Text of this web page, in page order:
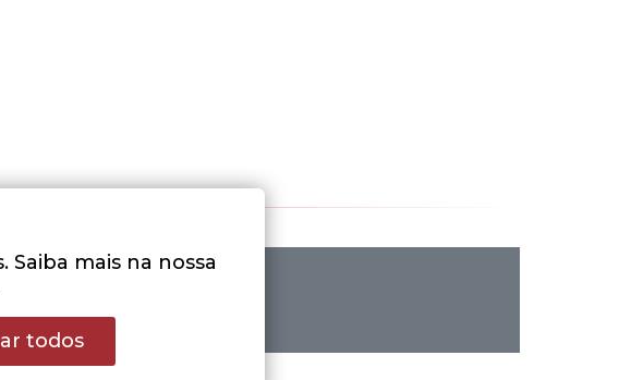
Saiba mais na nossa
todos